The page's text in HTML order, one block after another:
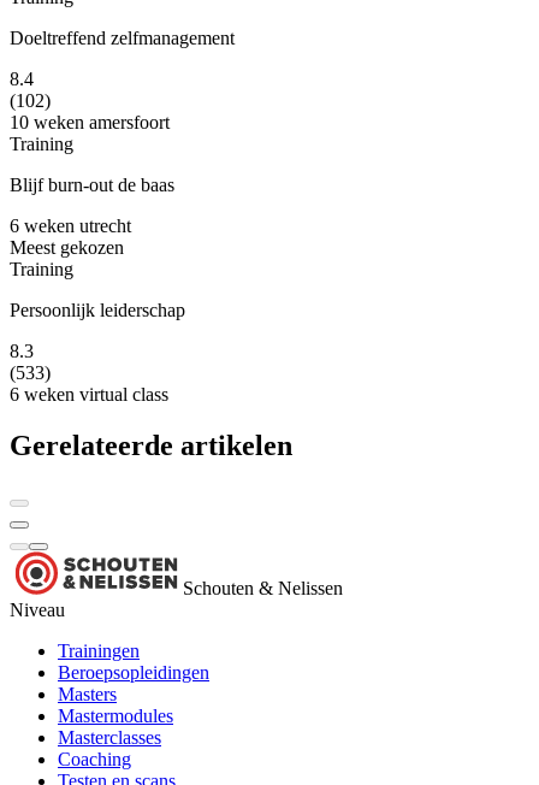
Doeltreffend zelfmanagement
8.4
(102)
10 weken amersfoort
Training
Blijf burn-out de baas
6 weken utrecht
Meest gekozen
Training
Persoonlijk leiderschap
8.3
(533)
6 weken virtual class
Gerelateerde artikelen
Schouten & Nelissen
Niveau
Trainingen
Beroepsopleidingen
Masters
Mastermodules
Masterclasses
Coaching
Testen en scans